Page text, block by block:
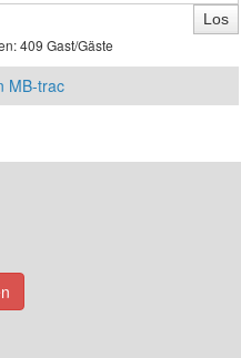
409 Gast/Gäste
MB-trac